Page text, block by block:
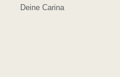
Deine Carina